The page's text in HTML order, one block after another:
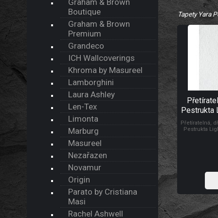
Tapety Yara
Pestrukta
tapeta
Přetíratelná,
Pestrukta
Graham & Brown
Boutique
Graham & Brown
Premium
Grandeco
ICH Wallcoverings
Khroma by Masureel
Lamborghini
Laura Ashley
Len-Tex
Limonta
Marburg
Masureel
Nezařazen
Novamur
Origin
Parato by Cristiana
Masi
Rachel Ashwell